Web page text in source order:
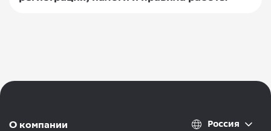
О компании Россия